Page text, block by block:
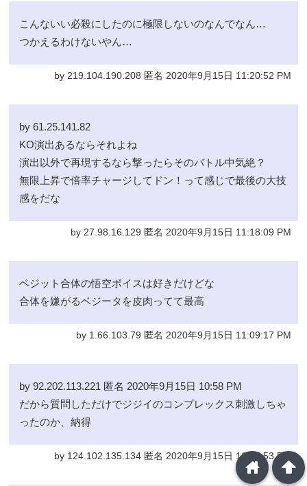
こんないい必殺にしたのに極限しないのなんでなん…
つかえるわけないやん…
by 219.104.190.208 匿名 2020年9月15日 11:20:52 PM
by 61.25.141.82
KO演出あるならそれよね
演出以外で再現するなら撃ったらそのバトル中気絶？
無限上昇で倍率チャージしてドン！って感じで最後の大技
感をだな
by 27.98.16.129 匿名 2020年9月15日 11:18:09 PM
ベジット合体の悟空ボイスは好きだけどな
合体を嫌がるベジータを皮肉ってて最高
by 1.66.103.79 匿名 2020年9月15日 11:09:17 PM
by 92.202.113.221 匿名 2020年9月15日 10:58 PM
だから質問しただけでジジイのコンプレックス刺激しちゃ
ったのか、納得
by 124.102.135.134 匿名 2020年9月15日 11:07:53 PM
arrowup
home